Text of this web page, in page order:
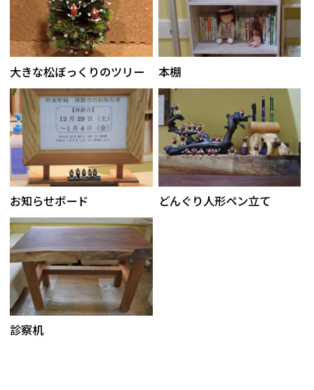
大きな松ぼっくりのツリー 本棚
お知らせボード どんぐり人形ペン立て
診察机